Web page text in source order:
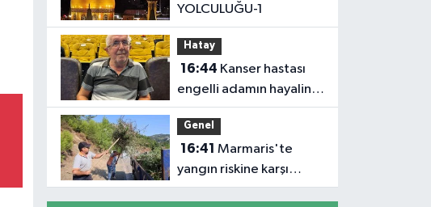
Üretim İncelemesi
YOLCULUĞU-1
Hatay
16:44
engelli adamın hayalini
bile kuramadığı evine
kavuşunca döktüğü
gözyaşı duygulandırdı
Genel
16:41
yangın riskine karşı
kapsamlı temizlik